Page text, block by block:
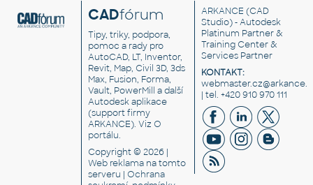
CADfórum
Tipy, triky, podpora,
pomoc a rady pro
AutoCAD, LT, Inventor,
Revit, Map, Civil 3D, 3ds
Max, Fusion, Forma,
Vault, PowerMill a další
Autodesk aplikace
(support firmy
ARKANCE). VizO
portálu.
Copyright © 2026 |
Web reklama na tomto
serveru |Ochrana
ARKANCE (CAD
Studio) - Autodesk
Platinum Partner &
Training Center &
Services Partner
KONTAKT:
| tel. +420 910 970 111